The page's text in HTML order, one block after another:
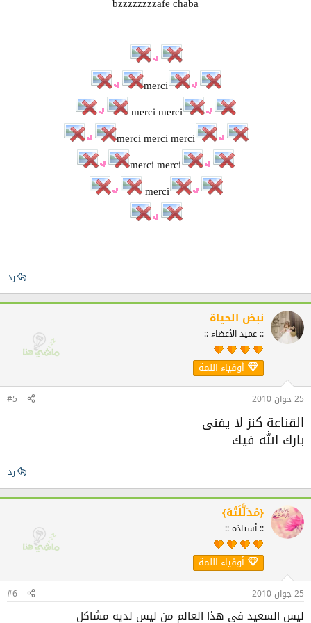
bzzzzzzzzafe chaba
merci
merci merci
merci merci merci
merci merci
merci
رد
نبض الحياة
:: عميد الأعضاء ::
أوفياء اللمة
25 جوان 2010 #5
القناعة كنز لا يفنى
بارك الله فيك
رد
{مُدَلَّلَتُهُ}
:: أستاذة ::
أوفياء اللمة
25 جوان 2010 #6
ليس السعيد في هذا العالم من ليس لديه مشاكل